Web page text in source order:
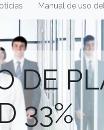
Manual de uso
DE
33%